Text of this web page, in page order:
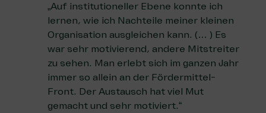
„Auf institutioneller Ebene konnte ich
lernen, wie ich Nachteile meiner kleinen
Organisation ausgleichen kann. (… ) Es
war sehr motivierend, andere Mitstreiter
zu sehen. Man erlebt sich im ganzen Jahr
immer so allein an der Fördermittel-
Front. Der Austausch hat viel Mut
gemacht und sehr motiviert.“